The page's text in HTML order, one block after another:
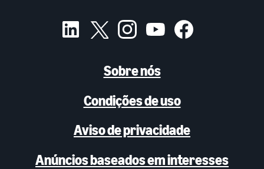
Sobre nós
Condições de uso
Aviso de privacidade
Anúncios baseados em interesses